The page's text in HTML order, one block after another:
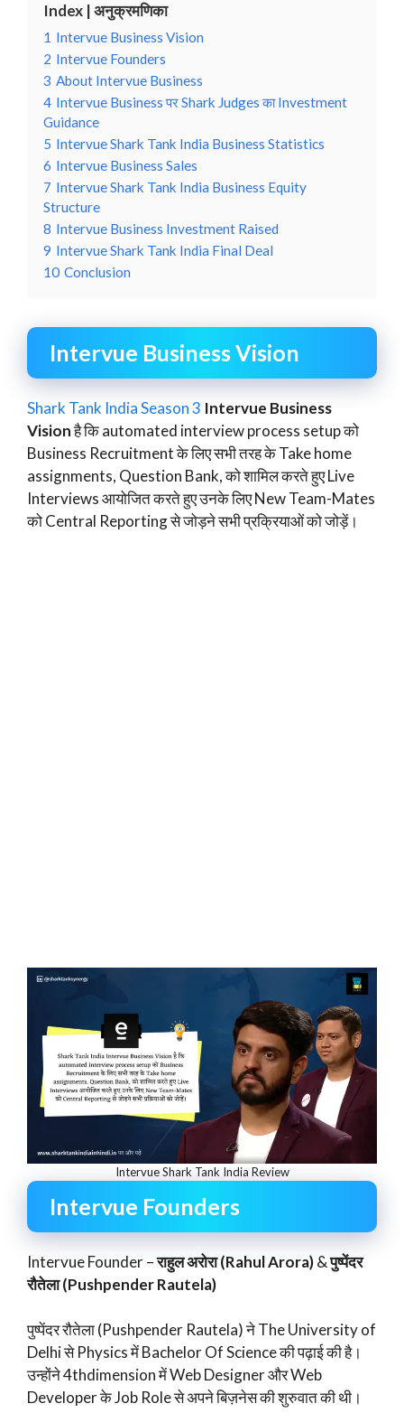
Index | अनुक्रमणिका
1 Intervue Business Vision
2 Intervue Founders
3 About Intervue Business
4 Intervue Business पर Shark Judges का Investment
Guidance
5 Intervue Shark Tank India Business Statistics
6 Intervue Business Sales
7 Intervue Shark Tank India Business Equity
Structure
8 Intervue Business Investment Raised
9 Intervue Shark Tank India Final Deal
10 Conclusion
Intervue Business Vision
Shark Tank India Season 3 Intervue Business
Visionहै कि automated interview process setup को
Business Recruitment के लिए सभी तरह के Take home
assignments, Question Bank, को शामिल करते हुए Live
Interviews आयोजित करते हुए उनके लिए New Team-Mates
को Central Reporting से जोड़ने सभी प्रक्रियाओं को जोड़ें।
Intervue Shark Tank India Review
Intervue Founders
Intervue Founder –राहुल अरोरा (Rahul Arora)&पुष्पेंदर
रौतेला (Pushpender Rautela)
पुष्पेंदर रौतेला (Pushpender Rautela) ने The University of
Delhi से Physics में Bachelor Of Science की पढ़ाई की है।
उन्होंने 4thdimension में Web Designer और Web
Developer के Job Role से अपने बिज़नेस की शुरुवात की थी।